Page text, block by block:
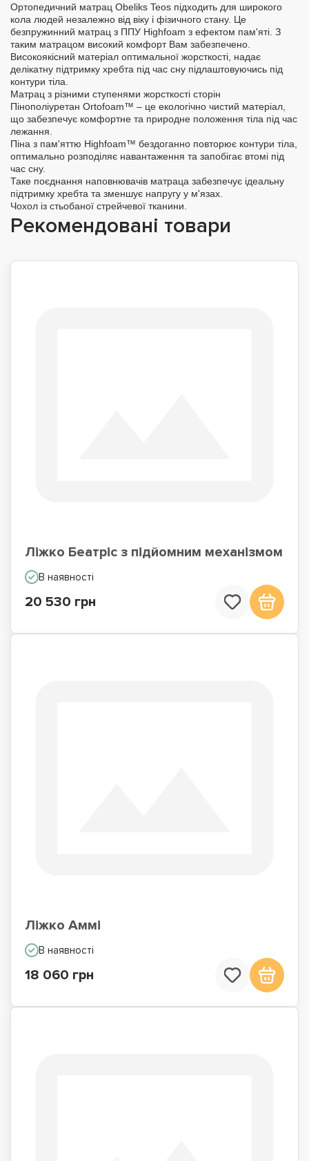
Ортопедичний матрац Obeliks Teos підходить для широкого
кола людей незалежно від віку і фізичного стану. Це
безпружинний матрац з ППУ Highfoam з ефектом пам'яті. З
таким матрацом високий комфорт Вам забезпечено.
Високоякісний матеріал оптимальної жорсткості, надає
делікатну підтримку хребта під час сну підлаштовуючись під
контури тіла.
Матрац з різними ступенями жорсткості сторін
Пінополіуретан Ortofoam™ – це екологічно чистий матеріал,
що забезпечує комфортне та природне положення тіла під час
лежання.
Піна з пам'яттю Highfoam™ бездоганно повторює контури тіла,
оптимально розподіляє навантаження та запобігає втомі під
час сну.
Таке поєднання наповнювачів матраца забезпечує ідеальну
підтримку хребта та зменшує напругу у м'язах.
Чохол із стьобаної стрейчевої тканини.
Рекомендовані товари
Ліжко Беатріс з підйомним механізмом
В наявності
20 530 грн
Ліжко Аммі
В наявності
18 060 грн